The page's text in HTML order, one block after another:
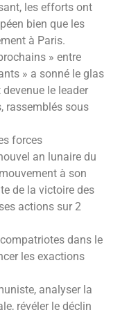
les efforts ont
bien que les
à Paris.
» entre
» a sonné le glas
devenue le leader
rassemblés sous
forces
an lunaire du
à son
de la victoire des
actions sur 2
dans le
les exactions
analyser la
révéler le déclin